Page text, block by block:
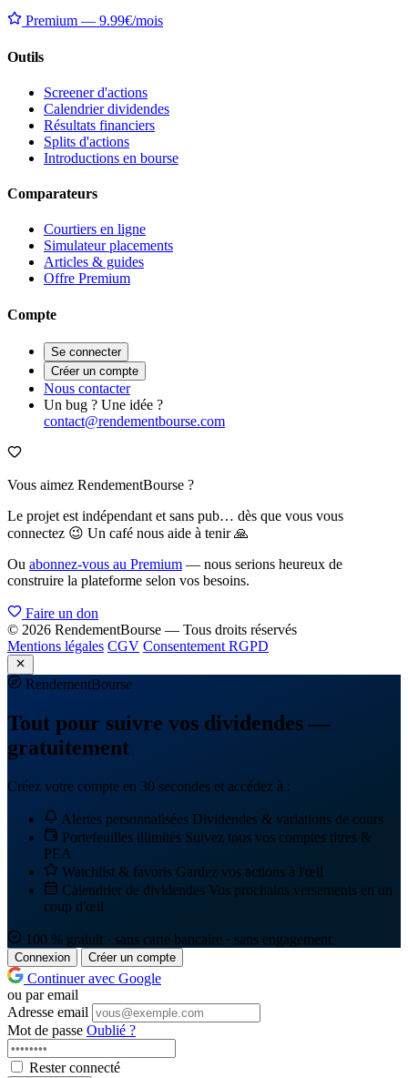
Premium — 9.99€/mois
Outils
Screener d'actions
Calendrier dividendes
Résultats financiers
Splits d'actions
Introductions en bourse
Comparateurs
Courtiers en ligne
Simulateur placements
Articles & guides
Offre Premium
Compte
Se connecter
Créer un compte
Nous contacter
Un bug ? Une idée ?
contact@rendementbourse.com
Vous aimez RendementBourse ?
Le projet est indépendant et sans pub… dès que vous vous
connectez 😉 Un café nous aide à tenir 🙏
Ou abonnez-vous au Premium — nous serions heureux de
construire la plateforme selon vos besoins.
Faire un don
© 2026 RendementBourse — Tous droits réservés
Mentions légales CGV Consentement RGPD
RendementBourse
Tout pour suivre vos dividendes —
gratuitement
Créez votre compte en 30 secondes et accédez à :
Alertes personnalisées Dividendes & variations de cours
Portefeuilles illimités Suivez tous vos comptes titres &
PEA
Watchlist & favoris Gardez vos actions à l'œil
Calendrier de dividendes Vos prochains versements en un
coup d'œil
100 % gratuit · sans carte bancaire · sans engagement
Connexion Créer un compte
Continuer avec Google
ou par email
Adresse email
Mot de passe Oublié ?
Rester connecté